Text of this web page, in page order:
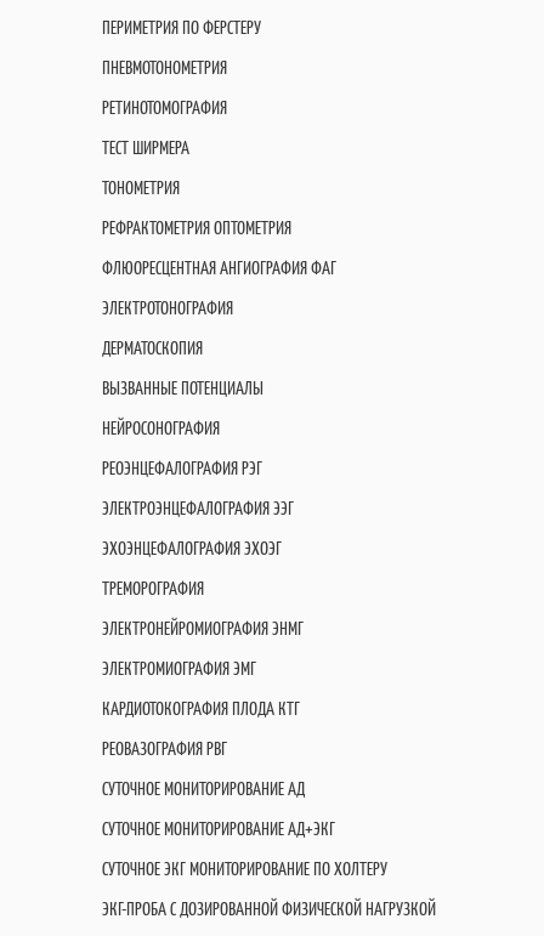
ПЕРИМЕТРИЯ ПО ФЕРСТЕРУ
ПНЕВМОТОНОМЕТРИЯ
РЕТИНОТОМОГРАФИЯ
ТЕСТ ШИРМЕРА
ТОНОМЕТРИЯ
РЕФРАКТОМЕТРИЯ ОПТОМЕТРИЯ
ФЛЮОРЕСЦЕНТНАЯ АНГИОГРАФИЯ ФАГ
ЭЛЕКТРОТОНОГРАФИЯ
ДЕРМАТОСКОПИЯ
ВЫЗВАННЫЕ ПОТЕНЦИАЛЫ
НЕЙРОСОНОГРАФИЯ
РЕОЭНЦЕФАЛОГРАФИЯ РЭГ
ЭЛЕКТРОЭНЦЕФАЛОГРАФИЯ ЭЭГ
ЭХОЭНЦЕФАЛОГРАФИЯ ЭХОЭГ
ТРЕМОРОГРАФИЯ
ЭЛЕКТРОНЕЙРОМИОГРАФИЯ ЭНМГ
ЭЛЕКТРОМИОГРАФИЯ ЭМГ
КАРДИОТОКОГРАФИЯ ПЛОДА КТГ
РЕОВАЗОГРАФИЯ РВГ
СУТОЧНОЕ МОНИТОРИРОВАНИЕ АД
СУТОЧНОЕ МОНИТОРИРОВАНИЕ АД+ЭКГ
СУТОЧНОЕ ЭКГ МОНИТОРИРОВАНИЕ ПО ХОЛТЕРУ
ЭКГ-ПРОБА С ДОЗИРОВАННОЙ ФИЗИЧЕСКОЙ НАГРУЗКОЙ